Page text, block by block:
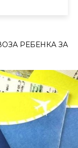
РЕБЕНКА ЗА